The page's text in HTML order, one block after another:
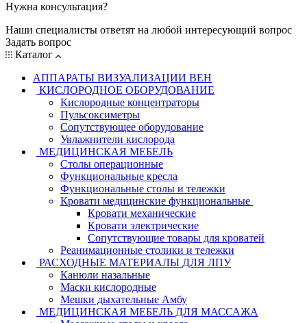
Нужна консультация?
Наши специалисты ответят на любой интересующий вопрос
Задать вопрос
Каталог
АППАРАТЫ ВИЗУАЛИЗАЦИИ ВЕН
КИСЛОРОДНОЕ ОБОРУДОВАНИЕ
Кислородные концентраторы
Пульсоксиметры
Сопутствующее оборудование
Увлажнители кислорода
МЕДИЦИНСКАЯ МЕБЕЛЬ
Столы операционные
Функциональные кресла
Функциональные столы и тележки
Кровати медицинские функциональные
Кровати механические
Кровати электрические
Сопутствующие товары для кроватей
Реанимационные столики и тележки
РАСХОДНЫЕ МАТЕРИАЛЫ ДЛЯ ЛПУ
Канюли назальные
Маски кислородные
Мешки дыхательные Амбу
МЕДИЦИНСКАЯ МЕБЕЛЬ ДЛЯ МАССАЖА